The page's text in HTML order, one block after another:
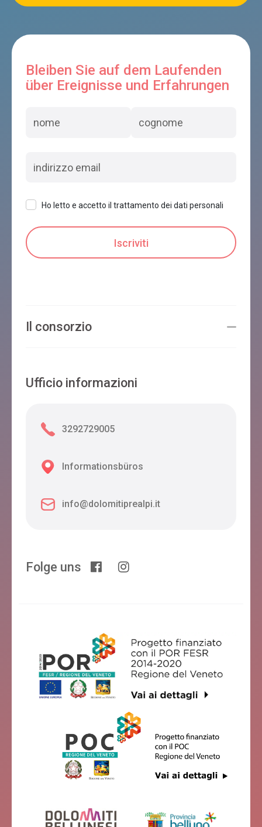
Bleiben Sie auf dem Laufenden
über Ereignisse und Erfahrungen
Ho letto e accetto il trattamento dei dati personali
Il consorzio
Ufficio informazioni
3292729005
Informationsbüros
info@dolomitiprealpi.it
Folge uns